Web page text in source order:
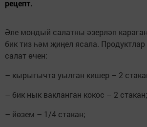
рецепт.
Әле мондый салатны әзерләп
бик тиз һәм җиңел ясала.
салат өчен:
– кырыгычта уылган кишер – 2
– бик нык вакланган кокос – 2 стакан;
– йөзем – 1/4 стакан;